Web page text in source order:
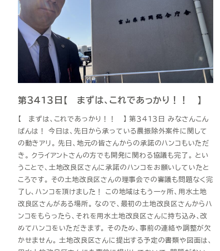
第３４１３日【 まずは、これであっかり！！ 】
【 まずは、これであっかり！！ 】 第３４１３日 みなさんこん
ばんは！ 今日は、先日から承っている農振除外案件に関して
の動きアリ。 先日、地元の皆さんからの承諾のハンコもいただ
き。 クライアントさんの方でも開発に関わる協議も完了。 とい
うことで、土地改良区さんに承諾のハンコをお願いしていたと
ころです。 その土地改良区さんの理事会での審議も問題なく完
了し、ハンコを頂けました！ この地域はもう一ヶ所、用水土地
改良区さんがある場所。 なので、最初の土地改良区さんからハ
ンコをもらったら、それを用水土地改良区さんに持ち込み、改
めてハンコをいただきます。 そのため、事前の連絡や調整が欠
かせません。 土地改良区さんに提出する予定の書類や図面は、